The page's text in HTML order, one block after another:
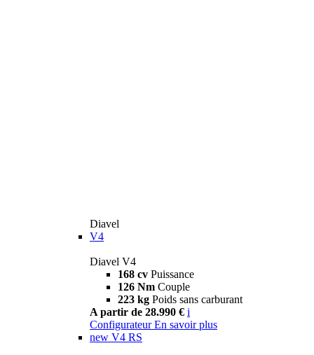
Diavel
V4
Diavel V4
168 cv Puissance
126 Nm Couple
223 kg Poids sans carburant
A partir de 28.990 € i
Configurateur En savoir plus
new V4 RS